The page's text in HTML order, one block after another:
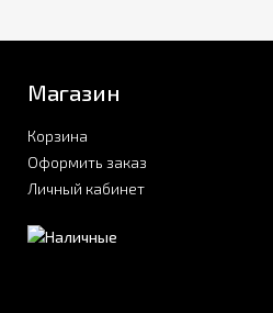
Магазин
Корзина
Оформить заказ
Личный кабинет